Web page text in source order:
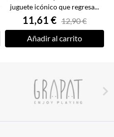
juguete icónico que regresa...
11,61 € 12,90 €
Añadir al carrito
